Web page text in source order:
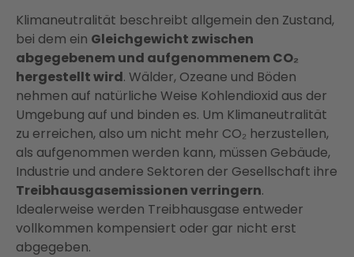
Klimaneutralität beschreibt allgemein den Zustand,
bei dem ein Gleichgewicht zwischen
abgegebenem und aufgenommenem CO₂
hergestellt wird. Wälder, Ozeane und Böden
nehmen auf natürliche Weise Kohlendioxid aus der
Umgebung auf und binden es. Um Klimaneutralität
zu erreichen, also um nicht mehr CO₂ herzustellen,
als aufgenommen werden kann, müssen Gebäude,
Industrie und andere Sektoren der Gesellschaft ihre
Treibhausgasemissionen verringern.
Idealerweise werden Treibhausgase entweder
vollkommen kompensiert oder gar nicht erst
abgegeben.